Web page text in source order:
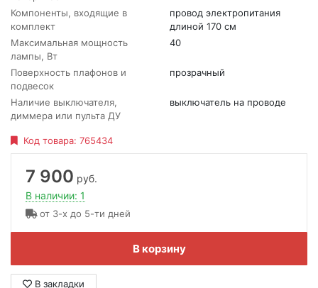
Компоненты, входящие в
комплект
провод электропитания
длиной 170 см
Максимальная мощность
лампы, Вт
40
Поверхность плафонов и
подвесок
прозрачный
Наличие выключателя,
диммера или пульта ДУ
выключатель на проводе
Код товара: 765434
7 900 руб.
В наличии: 1
от 3-х до 5-ти дней
В корзину
В закладки